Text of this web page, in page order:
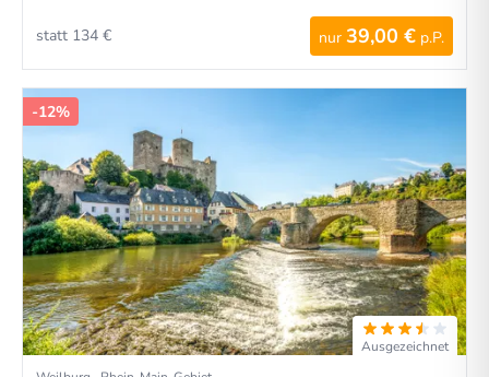
nur 39,00 € p.P.
statt 134 €
-12%
Ausgezeichnet